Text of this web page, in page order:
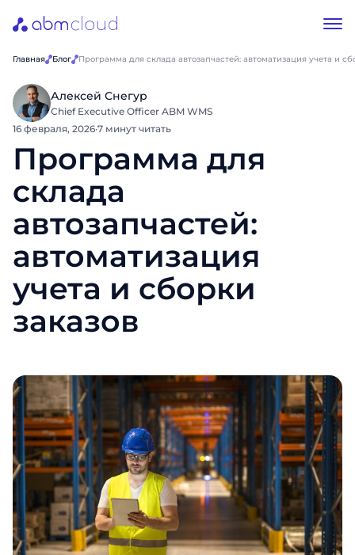
Главная Блог Программа для склада автозапчастей: автоматизация учета и
Алексей Снегур
Chief Executive Officer ABM WMS
16 февраля, 2026·7 минут читать
Программа для
склада
автозапчастей:
автоматизация
учета и сборки
заказов